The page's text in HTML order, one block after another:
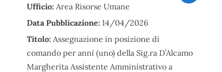
Ufficio: Area Risorse Umane
Data Pubblicazione: 14/04/2026
Titolo: Assegnazione in posizione di
comando per anni (uno) della Sig.ra D’Alcamo
Margherita Assistente Amministrativo a